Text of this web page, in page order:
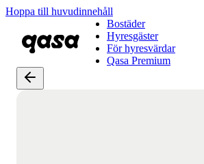
Hoppa till huvudinnehåll
Bostäder
Hyresgäster
För hyresvärdar
Qasa Premium